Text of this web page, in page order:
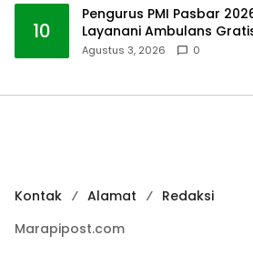
10
Pengurus PMI Pasbar
Layanani Ambulans
Agustus 3, 2026 0
Kontak Alamat
Redaksi
Marapipost.com